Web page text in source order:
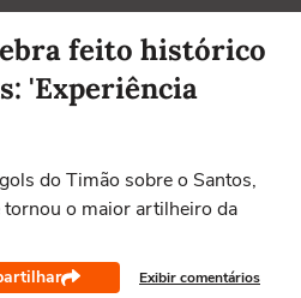
notíciasfeito histórico
'Experiência
do Timão sobre o Santos,
o maior artilheiro da
Exibir comentários